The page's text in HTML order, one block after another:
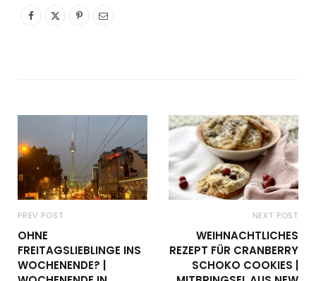
PREV POST
OHNE
FREITAGSLIEBLINGE INS
WOCHENENDE? |
NEXT POST
WEIHNACHTLICHES
REZEPT FÜR CRANBERRY
SCHOKO COOKIES |